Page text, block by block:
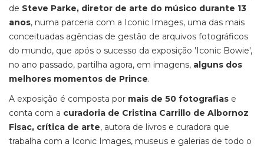
de Steve Parke, diretor de arte do músico durante 13
anos, numa parceria com a Iconic Images, uma das mais
conceituadas agências de gestão de arquivos fotográficos
do mundo, que após o sucesso da exposição 'Iconic Bowie',
no ano passado, partilha agora, em imagens, alguns dos
melhores momentos de Prince.
A exposição é composta por mais de 50 fotografias e
conta com a curadoria de Cristina Carrillo de Albornoz
Fisac, crítica de arte, autora de livros e curadora que
trabalha com a Iconic Images, museus e galerias de todo o